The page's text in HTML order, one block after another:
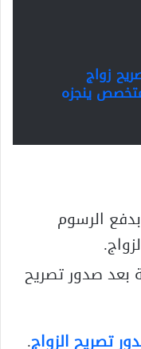
زواج
ينجزه
الرسوم
بعد صدور تصريح
تصريح الزواج.